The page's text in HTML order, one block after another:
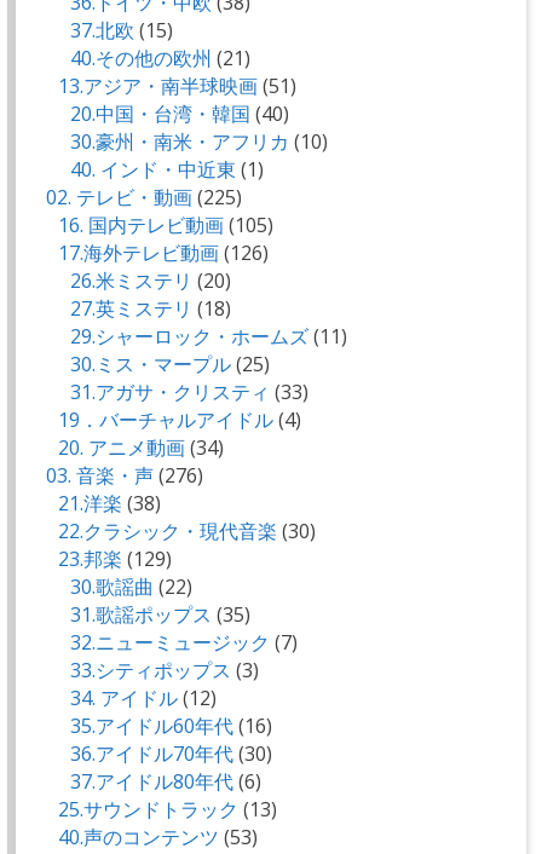
37.北欧 (15)
40.その他の欧州 (21)
13.アジア・南半球映画(51)
20.中国・台湾・韓国 (40)
30.豪州・南米・アフリカ (10)
40. インド・中近東 (1)
02. テレビ・動画(225)
16. 国内テレビ動画(105)
17.海外テレビ動画(126)
26.米ミステリ (20)
27.英ミステリ (18)
29.シャーロック・ホームズ(11)
30.ミス・マープル(25)
31.アガサ・クリスティ (33)
19．バーチャルアイドル(4)
20. アニメ動画(34)
03. 音楽・声(276)
21.洋楽 (38)
22.クラシック・現代音楽 (30)
23.邦楽 (129)
30.歌謡曲 (22)
31.歌謡ポップス (35)
32.ニューミュージック (7)
33.シティポップス (3)
34. アイドル(12)
35.アイドル60年代(16)
36.アイドル70年代(30)
37.アイドル80年代(6)
25.サウンドトラック (13)
40.声のコンテンツ (53)